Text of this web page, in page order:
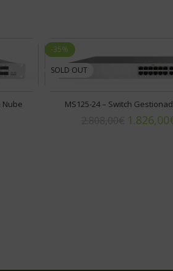
Nube
-35%
SOLD OUT
MS125-24 – Switch
1.826,00